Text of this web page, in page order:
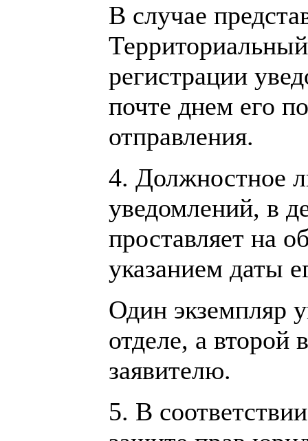
В случае
регистрации
почте днем его
отправления.
4. Должностное
уведомлений, в
проставляет на
указанием даты
Один экземпляр
отделе, а второй
заявителю.
5. В